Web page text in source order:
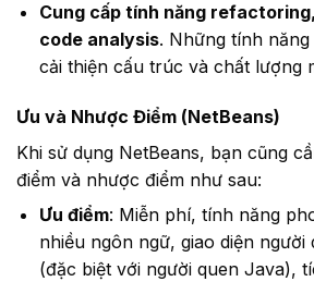
Cung cấp tính năng
code analysis. Những tính
cải thiện cấu trúc và chất lượng
Ưu và Nhược Điểm (NetBeans)
Khi sử dụng NetBeans, bạn cũng
điểm và nhược điểm như sau:
Ưu điểm: Miễn phí, tính năng
nhiều ngôn ngữ, giao diện người
(đặc biệt với người quen Java),